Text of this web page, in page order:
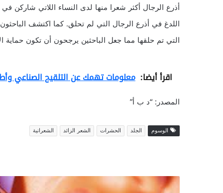
أذرع الرجال أكثر شعرا منها لدى النساء اللاتي شاركن
اللدغ في أذرع الرجال التي لم تحلق. كما اكتشف
التي تم حلقها مما جعل الباحثين يرجحون أن تكون
اقرأ أيضا: معلومات تهمك عن التلقيح الصناعي
المصدر: “د ب أ”
الوسوم الجلد الحشرات الشعر الزائد الشعرانية
أ